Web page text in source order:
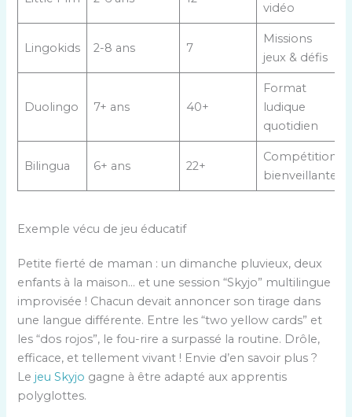
vidéo
Lingokids 2-8 ans 7
Missions
jeux & défis
Duolingo 7+ ans 40+
Format
ludique
quotidien
Bilingua 6+ ans 22+
Compétition
bienveillante
Exemple vécu de jeu éducatif
Petite fierté de maman : un dimanche pluvieux, deux
enfants à la maison… et une session “Skyjo” multilingue
improvisée ! Chacun devait annoncer son tirage dans
une langue différente. Entre les “two yellow cards” et
les “dos rojos”, le fou-rire a surpassé la routine. Drôle,
efficace, et tellement vivant ! Envie d’en savoir plus ?
Le jeu Skyjo gagne à être adapté aux apprentis
polyglottes.